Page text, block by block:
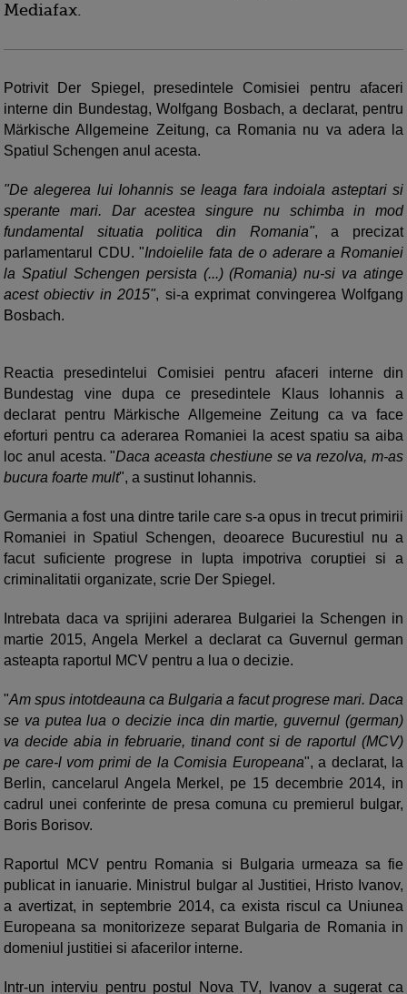
Mediafax.
Potrivit Der Spiegel, presedintele Comisiei pentru afaceri
interne din Bundestag, Wolfgang Bosbach, a declarat, pentru
Märkische Allgemeine Zeitung, ca Romania nu va adera la
Spatiul Schengen anul acesta.
"De alegerea lui Iohannis se leaga fara indoiala asteptari si
sperante mari. Dar acestea singure nu schimba in mod
fundamental situatia politica din Romania", a precizat
parlamentarul CDU. "Indoielile fata de o aderare a Romaniei
la Spatiul Schengen persista (...) (Romania) nu-si va atinge
acest obiectiv in 2015", si-a exprimat convingerea Wolfgang
Bosbach.
Reactia presedintelui Comisiei pentru afaceri interne din
Bundestag vine dupa ce presedintele Klaus Iohannis a
declarat pentru Märkische Allgemeine Zeitung ca va face
eforturi pentru ca aderarea Romaniei la acest spatiu sa aiba
loc anul acesta. "Daca aceasta chestiune se va rezolva, m-as
bucura foarte mult", a sustinut Iohannis.
Germania a fost una dintre tarile care s-a opus in trecut primirii
Romaniei in Spatiul Schengen, deoarece Bucurestiul nu a
facut suficiente progrese in lupta impotriva coruptiei si a
criminalitatii organizate, scrie Der Spiegel.
Intrebata daca va sprijini aderarea Bulgariei la Schengen in
martie 2015, Angela Merkel a declarat ca Guvernul german
asteapta raportul MCV pentru a lua o decizie.
"Am spus intotdeauna ca Bulgaria a facut progrese mari. Daca
se va putea lua o decizie inca din martie, guvernul (german)
va decide abia in februarie, tinand cont si de raportul (MCV)
pe care-l vom primi de la Comisia Europeana", a declarat, la
Berlin, cancelarul Angela Merkel, pe 15 decembrie 2014, in
cadrul unei conferinte de presa comuna cu premierul bulgar,
Boris Borisov.
Raportul MCV pentru Romania si Bulgaria urmeaza sa fie
publicat in ianuarie. Ministrul bulgar al Justitiei, Hristo Ivanov,
a avertizat, in septembrie 2014, ca exista riscul ca Uniunea
Europeana sa monitorizeze separat Bulgaria de Romania in
domeniul justitiei si afacerilor interne.
Intr-un interviu pentru postul Nova TV, Ivanov a sugerat ca